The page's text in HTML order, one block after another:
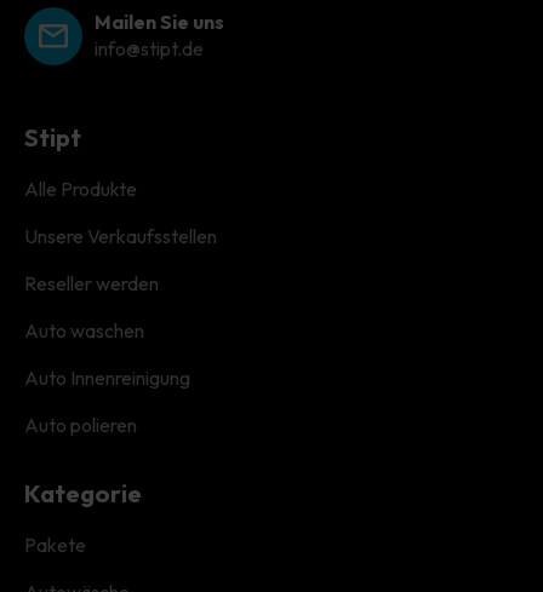
Mailen Sie uns
info@stipt.de
Stipt
Alle Produkte
Unsere Verkaufsstellen
Reseller werden
Auto waschen
Auto Innenreinigung
Auto polieren
Kategorie
Pakete